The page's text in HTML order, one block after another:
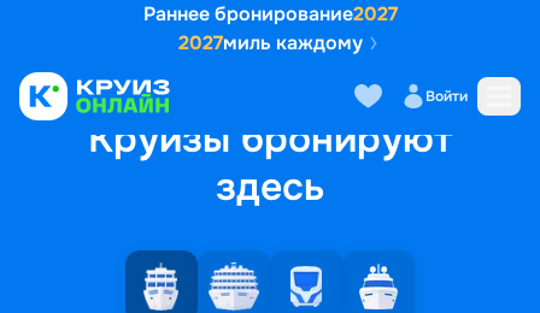
Раннее бронирование2027
2027миль каждому
Войти
Круизы бронируют
здесь